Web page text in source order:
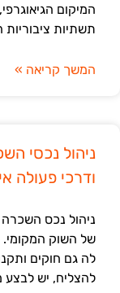
המיקום
תשתיות
המשך קריאה »
ניהול נכסי
ודרכי פעולה
ניהול נכס השכרה
של השוק המקומי.
לה גם חוקים
להצליח, יש לבצע